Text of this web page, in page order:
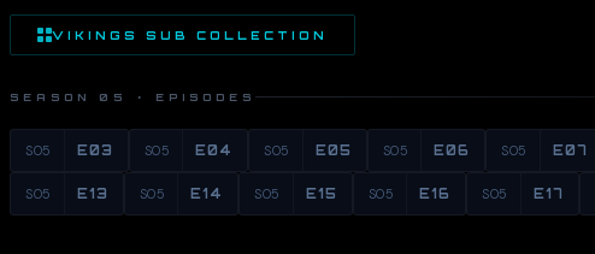
VIKINGS SUB COLLECTION
SEASON 05 · EPISODES
S05 E03 S05 E04 S05 E05 S05 E06 S05 E07
S05 E13 S05 E14 S05 E15 S05 E16 S05 E17